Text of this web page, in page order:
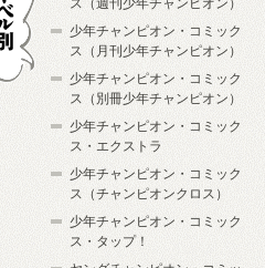
ス（週刊少年チャンピオン）
少年チャンピオン・コミック
ス（月刊少年チャンピオン）
少年チャンピオン・コミック
ス（別冊少年チャンピオン）
少年チャンピオン・コミック
ス・エクストラ
少年チャンピオン・コミック
ス（チャンピオンクロス）
少年チャンピオン・コミック
ス・タップ！